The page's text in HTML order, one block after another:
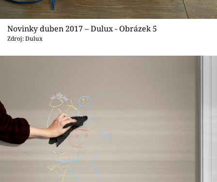
Novinky duben 2017 – Dulux - Obrázek 5
Zdroj: Dulux